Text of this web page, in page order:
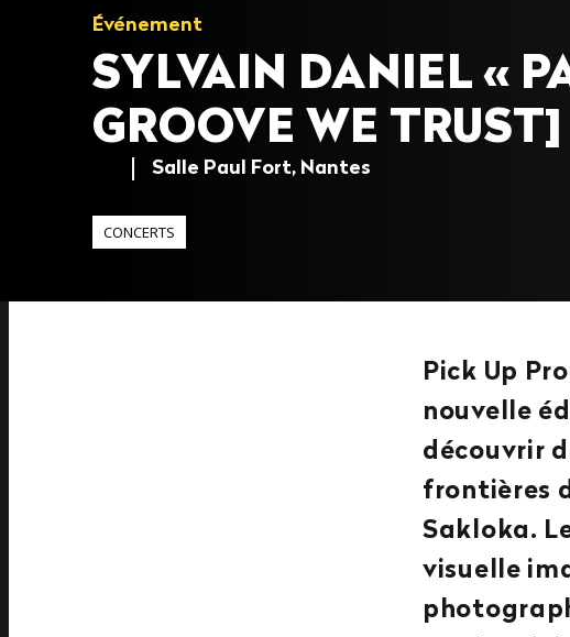
Événement
SYLVAIN DANIEL «
GROOVE WE TRUST]
Salle Paul Fort, Nantes
CONCERTS
Pick Up
nouvelle
découvrir
frontières
Sakloka.
visuelle